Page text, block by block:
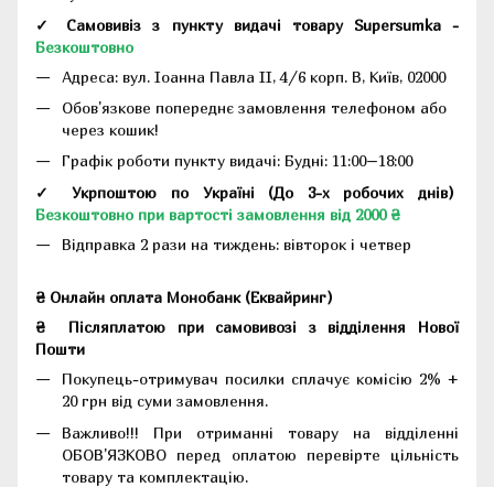
✓ Самовивіз з пункту видачі товару Supersumka -
Безкоштовно
Адреса: вул. Іоанна Павла II, 4/6 корп. В, Київ, 02000
Обов'язкове попереднє замовлення телефоном або
через кошик!
Графік роботи пункту видачі: Будні: 11:00–18:00
✓ Укрпоштою по Україні (До 3-х робочих днів)
Безкоштовно при вартості замовлення від 2000 ₴
Відправка 2 рази на тиждень: вівторок і четвер
₴ Онлайн оплата Монобанк (Еквайринг)
₴
Післяплатою при самовивозі з відділення Нової
Пошти
Покупець-отримувач посилки сплачує комісію 2% +
20 грн від суми замовлення.
Важливо!!! При отриманні товару на відділенні
ОБОВ'ЯЗКОВО перед оплатою перевірте цільність
товару та комплектацію.